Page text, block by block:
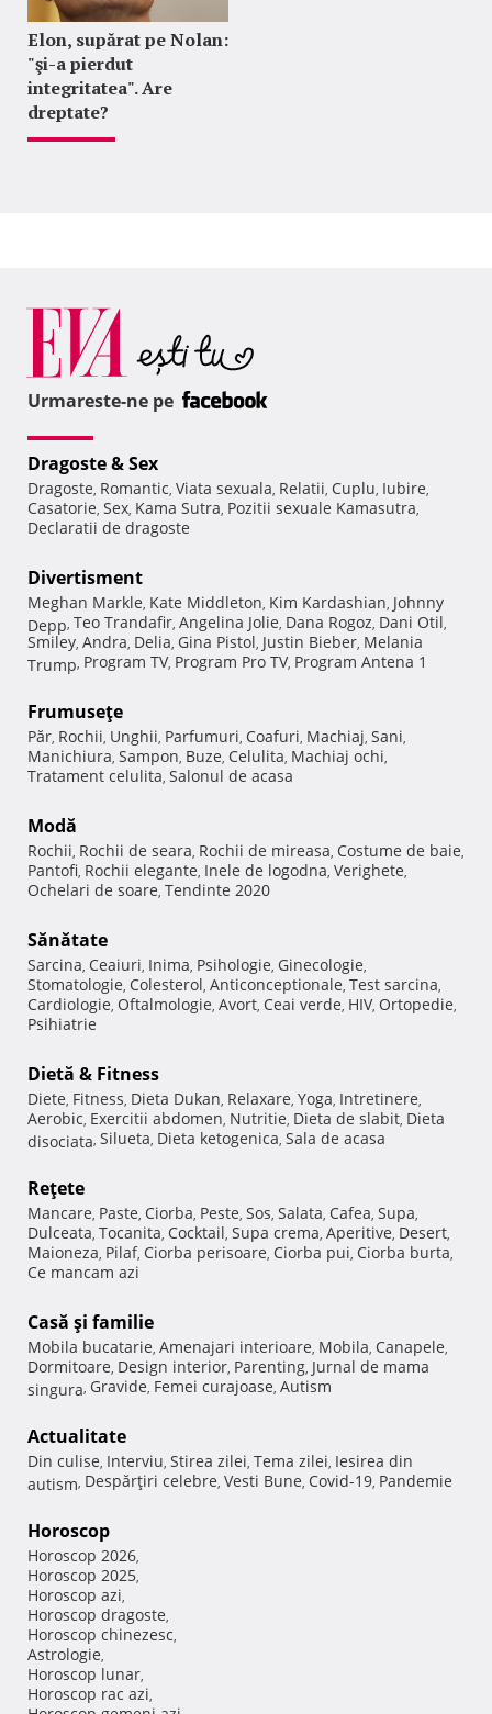
Elon, supărat pe Nolan:
"şi-a pierdut
integritatea". Are
dreptate?
Urmareste-ne pe
Dragoste & Sex
Dragoste, Romantic, Viata sexuala, Relatii, Cuplu, Iubire,
Casatorie, Sex, Kama Sutra, Pozitii sexuale Kamasutra,
Declaratii de dragoste
Divertisment
Meghan Markle, Kate Middleton, Kim Kardashian, Johnny
Depp, Teo Trandafir, Angelina Jolie, Dana Rogoz, Dani Otil,
Smiley, Andra, Delia, Gina Pistol, Justin Bieber, Melania
Trump, Program TV, Program Pro TV, Program Antena 1
Frumuseţe
Păr, Rochii, Unghii, Parfumuri, Coafuri, Machiaj, Sani,
Manichiura, Sampon, Buze, Celulita, Machiaj ochi,
Tratament celulita, Salonul de acasa
Modă
Rochii, Rochii de seara, Rochii de mireasa, Costume de baie,
Pantofi, Rochii elegante, Inele de logodna, Verighete,
Ochelari de soare, Tendinte 2020
Sănătate
Sarcina, Ceaiuri, Inima, Psihologie, Ginecologie,
Stomatologie, Colesterol, Anticonceptionale, Test sarcina,
Cardiologie, Oftalmologie, Avort, Ceai verde, HIV, Ortopedie,
Psihiatrie
Dietă & Fitness
Diete, Fitness, Dieta Dukan, Relaxare, Yoga, Intretinere,
Aerobic, Exercitii abdomen, Nutritie, Dieta de slabit, Dieta
disociata, Silueta, Dieta ketogenica, Sala de acasa
Reţete
Mancare, Paste, Ciorba, Peste, Sos, Salata, Cafea, Supa,
Dulceata, Tocanita, Cocktail, Supa crema, Aperitive, Desert,
Maioneza, Pilaf, Ciorba perisoare, Ciorba pui, Ciorba burta,
Ce mancam azi
Casă şi familie
Mobila bucatarie, Amenajari interioare, Mobila, Canapele,
Dormitoare, Design interior, Parenting, Jurnal de mama
singura, Gravide, Femei curajoase, Autism
Actualitate
Din culise, Interviu, Stirea zilei, Tema zilei, Iesirea din
autism, Despărţiri celebre, Vesti Bune, Covid-19, Pandemie
Horoscop
Horoscop 2026,
Horoscop 2025,
Horoscop azi,
Horoscop dragoste,
Horoscop chinezesc,
Astrologie,
Horoscop lunar,
Horoscop rac azi,